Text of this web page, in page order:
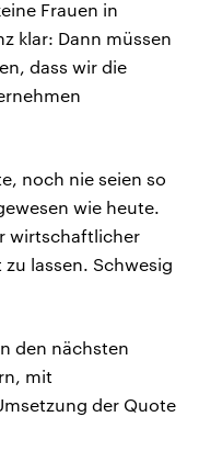
Frauen in
klar: Dann müssen
dass wir die
noch nie seien so
wie heute.
wirtschaftlicher
lassen. Schwesig
den nächsten
mit
der Quote